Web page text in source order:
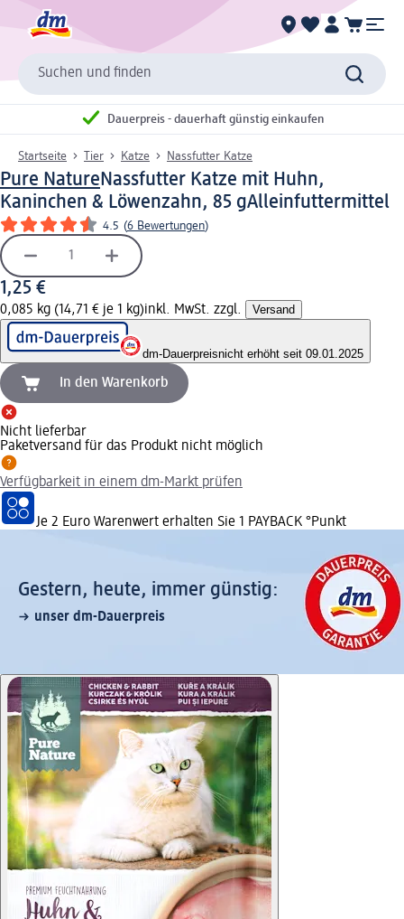
Suchen und finden
Dauerpreis - dauerhaft günstig einkaufen
Startseite Tier Katze Nassfutter Katze
Pure NatureNassfutter Katze mit Huhn,
Kaninchen & Löwenzahn, 85 gAlleinfuttermittel
4.5 (6 Bewertungen)
1,25 €
0,085 kg (14,71 € je 1 kg)inkl. MwSt. zzgl. Versand
dm-Dauerpreisnicht erhöht seit 09.01.2025
In den Warenkorb
Nicht lieferbar
Paketversand für das Produkt nicht möglich
Verfügbarkeit in einem dm-Markt prüfen
Je 2 Euro Warenwert erhalten Sie 1 PAYBACK °Punkt
Gestern, heute, immer günstig:
unser dm-Dauerpreis